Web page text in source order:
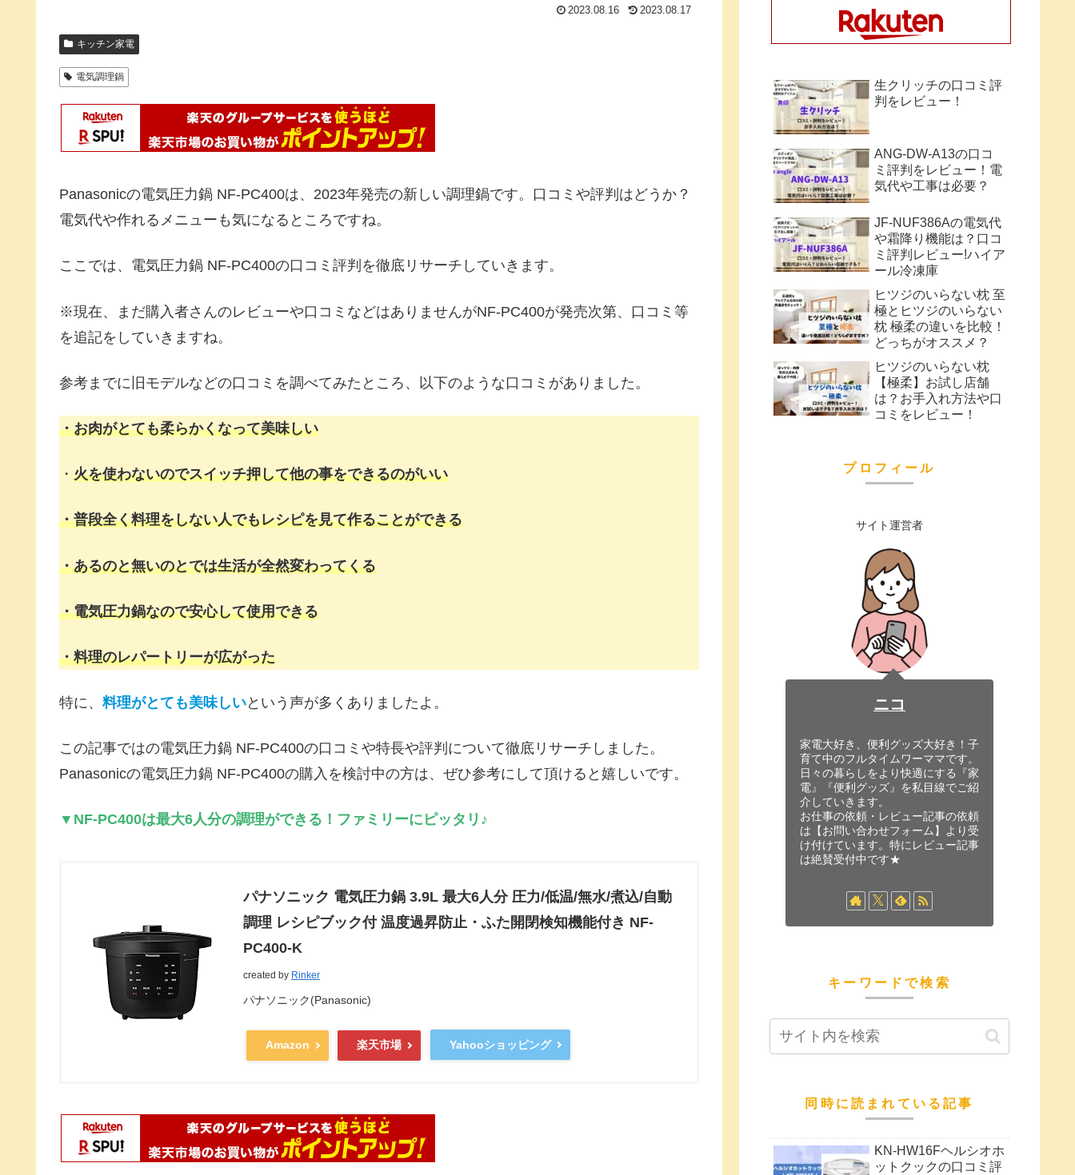
2023.08.16 2023.08.17
キッチン家電
電気調理鍋
Panasonicの電気圧力鍋 NF-PC400は、2023年発売の新しい調理鍋です。口コミや評判はどうか？
電気代や作れるメニューも気になるところですね。
ここでは、電気圧力鍋 NF-PC400の口コミ評判を徹底リサーチしていきます。
※現在、まだ購入者さんのレビューや口コミなどはありませんがNF-PC400が発売次第、口コミ等
を追記をしていきますね。
参考までに旧モデルなどの口コミを調べてみたところ、以下のような口コミがありました。
・お肉がとても柔らかくなって美味しい
・ 火を使わないのでスイッチ押して他の事をできるのがいい
・普段全く料理をしない人でもレシピを見て作ることができる
・あるのと無いのとでは生活が全然変わってくる
・電気圧力鍋なので安心して使用できる
・料理のレパートリーが広がった
特に、 料理がとても美味しいという声が多くありましたよ。
この記事ではの電気圧力鍋 NF-PC400の口コミや特長や評判について徹底リサーチしました。
Panasonicの電気圧力鍋 NF-PC400の購入を検討中の方は、ぜひ参考にして頂けると嬉しいです。
▼NF-PC400は最大6人分の調理ができる！ファミリーにピッタリ♪
パナソニック 電気圧力鍋 3.9L 最大6人分 圧力/低温/無水/煮込/自動
調理 レシピブック付 温度過昇防止・ふた開閉検知機能付き NF-
PC400-K
created by Rinker
パナソニック(Panasonic)
Amazon 楽天市場 Yahooショッピング
生クリッチの口コミ評
判をレビュー！
ANG-DW-A13の口コ
ミ評判をレビュー！電
気代や工事は必要？
JF-NUF386Aの電気代
や霜降り機能は？口コ
ミ評判レビュー!ハイア
ール冷凍庫
ヒツジのいらない枕 至
極とヒツジのいらない
枕 極柔の違いを比較！
どっちがオススメ？
ヒツジのいらない枕
【極柔】お試し店舗
は？お手入れ方法や口
コミをレビュー！
プロフィール
サイト運営者
ニコ
家電大好き、便利グッズ大好き！子
育て中のフルタイムワーママです。
日々の暮らしをより快適にする『家
電』『便利グッズ』を私目線でご紹
介していきます。
お仕事の依頼・レビュー記事の依頼
は【お問い合わせフォーム】より受
け付けています。特にレビュー記事
は絶賛受付中です★
キーワードで検索
同時に読まれている記事
KN-HW16Fヘルシオホ
ットクックの口コミ評